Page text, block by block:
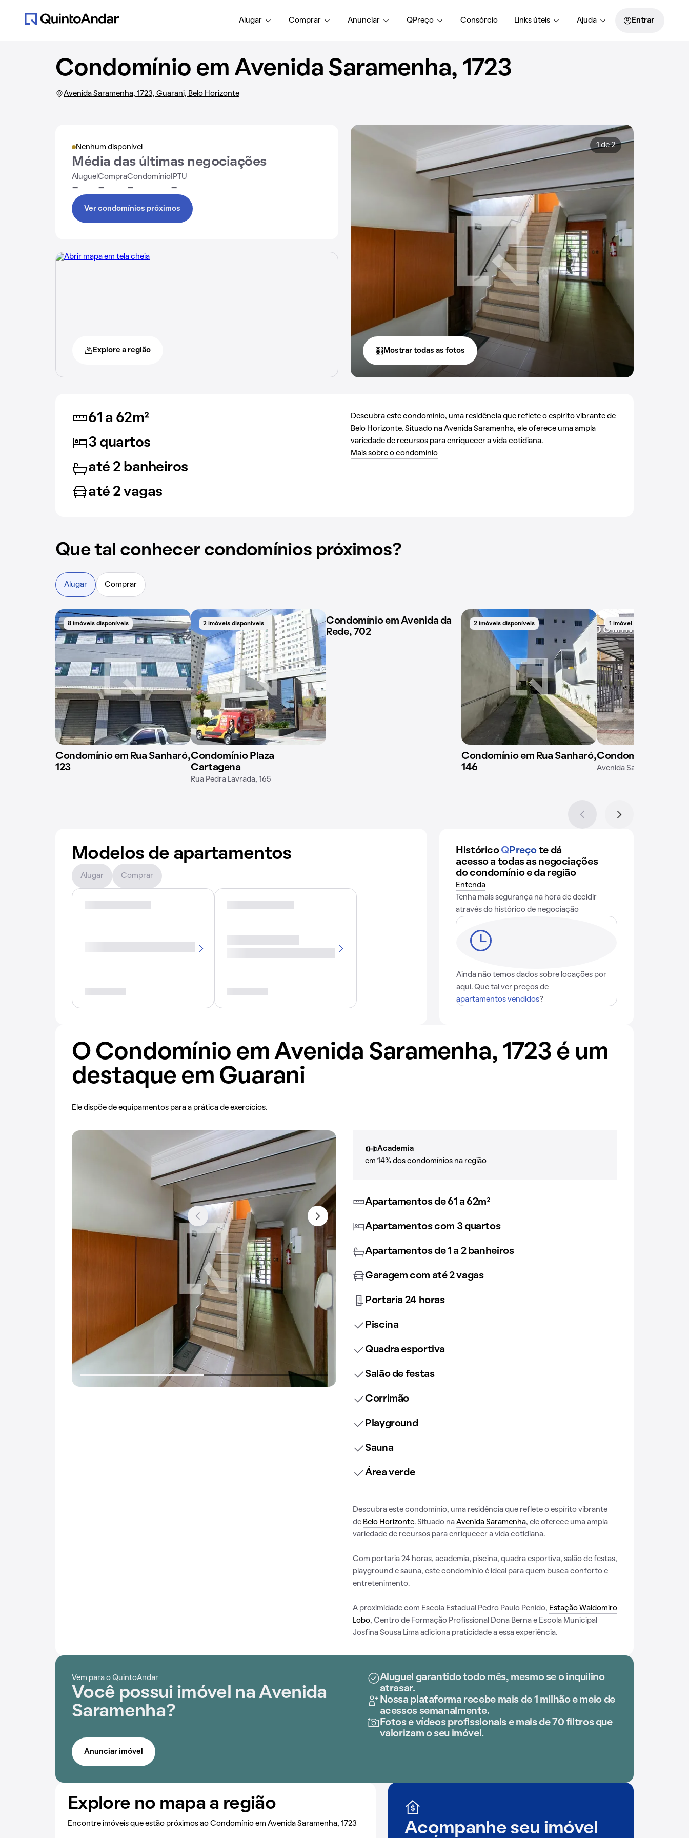
Alugar Comprar Anunciar QPreço Consórcio Links úteis Ajuda Entrar
Condomínio em Avenida Saramenha, 1723
Avenida Saramenha, 1723, Guarani, Belo Horizonte
Nenhum disponível
Média das últimas negociações
Aluguel
-
Compra
-
Condomínio
-
IPTU
-
Ver condomínios próximos
Explore a região
1 de 2
Mostrar todas as fotos
61 a 62m²
3 quartos
até 2 banheiros
até 2 vagas
Descubra este condomínio, uma residência que reflete o espírito vibrante de
Belo Horizonte. Situado na Avenida Saramenha, ele oferece uma ampla
variedade de recursos para enriquecer a vida cotidiana.
Mais sobre o condomínio
Que tal conhecer condomínios próximos?
Alugar Comprar
8 imóveis disponíveis
Condomínio em Rua Sanharó,
123
2 imóveis disponíveis
Condomínio Plaza
Cartagena
Rua Pedra Lavrada, 165
2 imóveis disponíveis
Condomínio em Avenida da
Rede, 702
2 imóveis disponíveis
Condomínio em Rua Sanharó,
146
1 imóvel disponível
Condomínio Maria
Avenida Saramenha, 1727
Modelos de apartamentos
Alugar Comprar
Histórico QPreço te dá
acesso a todas as negociações
do condomínio e da região
Entenda
Tenha mais segurança na hora de decidir
através do histórico de negociação
Ainda não temos dados sobre locações por
aqui. Que tal ver preços de
apartamentos vendidos?
O Condomínio em Avenida Saramenha, 1723 é um
destaque em Guarani
Ele dispõe de equipamentos para a prática de exercícios.
Academia
em 14% dos condomínios na região
Apartamentos de 61 a 62m²
Apartamentos com 3 quartos
Apartamentos de 1 a 2 banheiros
Garagem com até 2 vagas
Portaria 24 horas
Piscina
Quadra esportiva
Salão de festas
Corrimão
Playground
Sauna
Área verde
Descubra este condomínio, uma residência que reflete o espírito vibrante
de Belo Horizonte. Situado na Avenida Saramenha, ele oferece uma ampla
variedade de recursos para enriquecer a vida cotidiana.
Com portaria 24 horas, academia, piscina, quadra esportiva, salão de festas,
playground e sauna, este condomínio é ideal para quem busca conforto e
entretenimento.
A proximidade com Escola Estadual Pedro Paulo Penido, Estação Waldomiro
Lobo, Centro de Formação Profissional Dona Berna e Escola Municipal
Josfina Sousa Lima adiciona praticidade a essa experiência.
Vem para o QuintoAndar
Você possui imóvel na Avenida
Saramenha?
Aluguel garantido todo mês, mesmo se o inquilino
atrasar.
Nossa plataforma recebe mais de 1 milhão e meio de
acessos semanalmente.
Fotos e vídeos profissionais e mais de 70 filtros que
valorizam o seu imóvel.
Anunciar imóvel
Explore no mapa a região
Encontre imóveis que estão próximos ao Condomínio em Avenida Saramenha, 1723 Acompanhe seu imóvel